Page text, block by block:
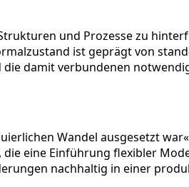
und Prozesse zu
ist geprägt von
damit verbundenen
Wandel ausgesetzt
eine Einführung flexibler
nachhaltig in einer